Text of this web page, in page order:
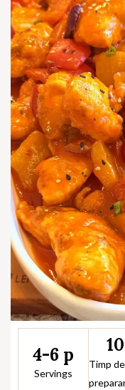
4-6 p
Servings
10
Timp de